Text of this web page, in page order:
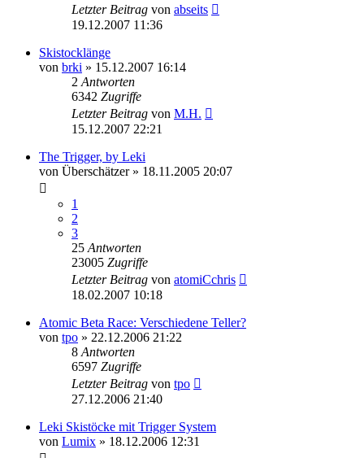
Letzter Beitrag von abseits
19.12.2007 11:36
Skistocklänge
von brki » 15.12.2007 16:14
2 Antworten
6342 Zugriffe
Letzter Beitrag von M.H.
15.12.2007 22:21
The Trigger, by Leki
von Überschätzer» 18.11.2005 20:07
1
2
3
25 Antworten
23005 Zugriffe
Letzter Beitrag von atomiCchris
18.02.2007 10:18
Atomic Beta Race: Verschiedene Teller?
von tpo » 22.12.2006 21:22
8 Antworten
6597 Zugriffe
Letzter Beitrag von tpo
27.12.2006 21:40
Leki Skistöcke mit Trigger System
von Lumix » 18.12.2006 12:31